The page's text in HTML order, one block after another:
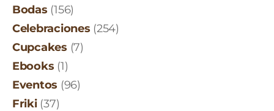
Bodas (156)
Celebraciones (254)
Cupcakes (7)
Ebooks (1)
Eventos (96)
Friki(37)